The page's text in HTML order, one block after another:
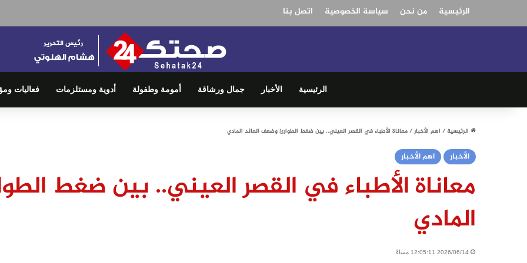
الرئيسية من نحن سياسة الخصوصية اتصل بنا
الرئيسية الأخبار جمال ورشاقة أمومة وطفولة أدوية ومستلزمات فعاليات
الرئيسية/ اهم الأخبار/معاناة الأطباء في القصر العيني.. بين ضغط الطوارئ وضعف العائد المادي
الأخبار اهم الأخبار
معاناة الأطباء في القصر العيني.. بين ضغط
المادي
2026/06/14 12:05:11 مساءً